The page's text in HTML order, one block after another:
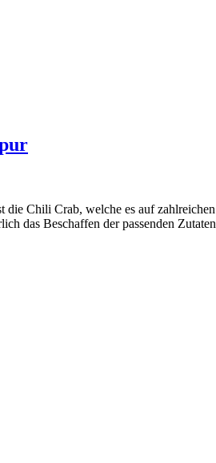
Chili Crab, welche es auf
das Beschaffen der passenden